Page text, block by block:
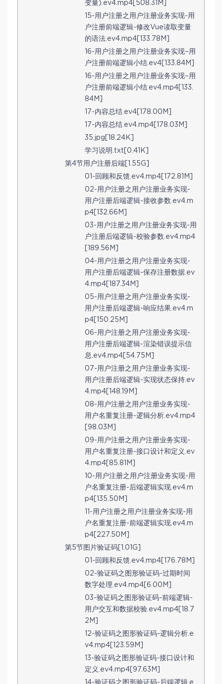
变量).ev4.mp4[508.31M]
15-用户注册之用户注册业务实现-用
户注册前端逻辑-修改Vue读取变量
的语法.ev4.mp4[133.78M]
16-用户注册之用户注册业务实现–用
户注册前端逻辑小结.ev4[133.84M]
16-用户注册之用户注册业务实现–用
户注册前端逻辑小结.ev4.mp4[133.
84M]
17-内容总结.ev4[178.00M]
17-内容总结.ev4.mp4[178.03M]
35.jpg[18.24K]
学习说明.txt[0.41K]
第4节用户注册后端[1.55G]
01-回顾和反馈.ev4.mp4[172.81M]
02-用户注册之用户注册业务实现-
用户注册后端逻辑-接收参数.ev4.m
p4[132.66M]
03-用户注册之用户注册业务实现-用
户注册后端逻辑-校验参数.ev4.mp4
[189.56M]
04-用户注册之用户注册业务实现-
用户注册后端逻辑-保存注册数据.ev
4.mp4[187.34M]
05-用户注册之用户注册业务实现-
用户注册后端逻辑-响应结果.ev4.m
p4[150.25M]
06-用户注册之用户注册业务实现-
用户注册后端逻辑-渲染错误提示信
息.ev4.mp4[54.75M]
07-用户注册之用户注册业务实现-
用户注册后端逻辑-实现状态保持.ev
4.mp4[148.19M]
08-用户注册之用户注册业务实现-
用户名重复注册-逻辑分析.ev4.mp4
[98.03M]
09-用户注册之用户注册业务实现-
用户名重复注册-接口设计和定义.ev
4.mp4[85.81M]
10-用户注册之用户注册业务实现-用
户名重复注册-后端逻辑实现.ev4.m
p4[135.50M]
11-用户注册之用户注册业务实现-用
户名重复注册-前端逻辑实现.ev4.m
p4[227.50M]
第5节图片验证码[1.01G]
01-回顾和反馈.ev4.mp4[176.78M]
02-验证码之图形验证码-过期时间
数字处理.ev4.mp4[6.00M]
03-验证码之图形验证码-前端逻辑-
用户交互和数据校验.ev4.mp4[18.7
2M]
12-验证码之图形验证码-逻辑分析.e
v4.mp4[123.59M]
13-验证码之图形验证码-接口设计和
定义.ev4.mp4[97.63M]
14-验证码之图形验证码-后端逻辑.e